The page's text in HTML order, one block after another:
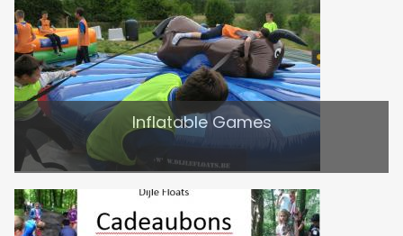
Inflatable Games